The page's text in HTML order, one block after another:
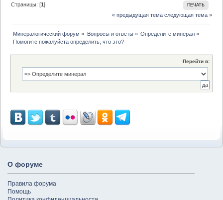
ПЕЧАТЬ
Страницы: [1]
« предыдущая тема следующая тема »
Минералогический форум » Вопросы и ответы» Определите минерал»
Помогите пожалуйста определить, что это?
Перейти в:
О форуме
Правила форума
Помощь